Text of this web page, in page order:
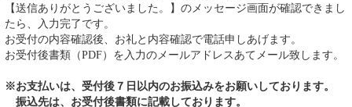
【送信ありがとうございました。】のメッセージ画面が確認できまし
たら、入力完了です。
お受付の内容確認後、お礼と内容確認で電話申しあげます。
お受付後書類（PDF）を入力のメールアドレスあてメール致します。
※お支払いは、受付後７日以内のお振込みをお願いしております。
振込先は、お受付後書類に記載しております。